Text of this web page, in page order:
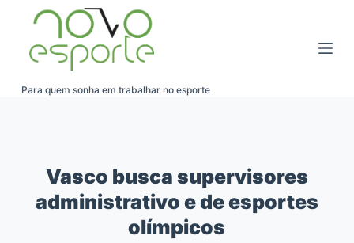
Para quem sonha em trabalhar no esporte
Vasco busca supervisores
administrativo e de esportes
olímpicos